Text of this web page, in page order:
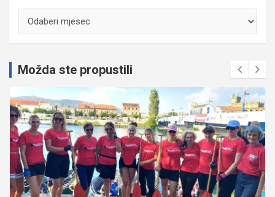
Možda ste propustili